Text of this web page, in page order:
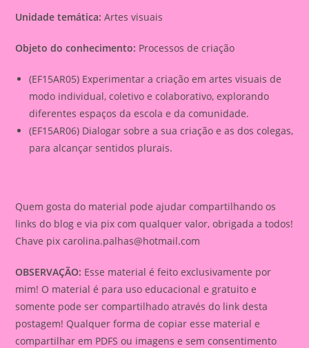
Unidade temática: Artes visuais
Objeto do conhecimento: Processos de criação
(EF15AR05) Experimentar a criação em artes visuais de
modo individual, coletivo e colaborativo, explorando
diferentes espaços da escola e da comunidade.
(EF15AR06) Dialogar sobre a sua criação e as dos colegas,
para alcançar sentidos plurais.
Quem gosta do material pode ajudar compartilhando os
links do blog e via pix com qualquer valor, obrigada a todos!
Chave pixcarolina.palhas@hotmail.com
OBSERVAÇÃO: Esse material é feito exclusivamente por
mim! O material é para uso educacional e gratuito e
somente pode ser compartilhado através do link desta
postagem! Qualquer forma de copiar esse material e
compartilhar em PDFS ou imagens e sem consentimento